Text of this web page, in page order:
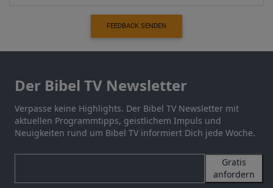
FEEDBACK SENDEN
Der Bibel TV Newsletter
Verpasse keine Highlights. Der Bibel TV Newsletter mit
aktuellen Programmtipps, geistlichem Impuls und
Neuigkeiten rund um Bibel TV informiert Dich jede Woche.
Gratis
anfordern